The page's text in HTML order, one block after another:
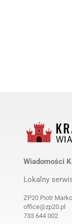
Wiadomości
Lokalny
ZP20 Piotr
office@zp20.pl
733 644 002